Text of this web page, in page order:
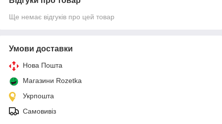
Ще немає відгуків про цей товар
Умови доставки
Нова Пошта
Магазини Rozetka
Укрпошта
Самовивіз